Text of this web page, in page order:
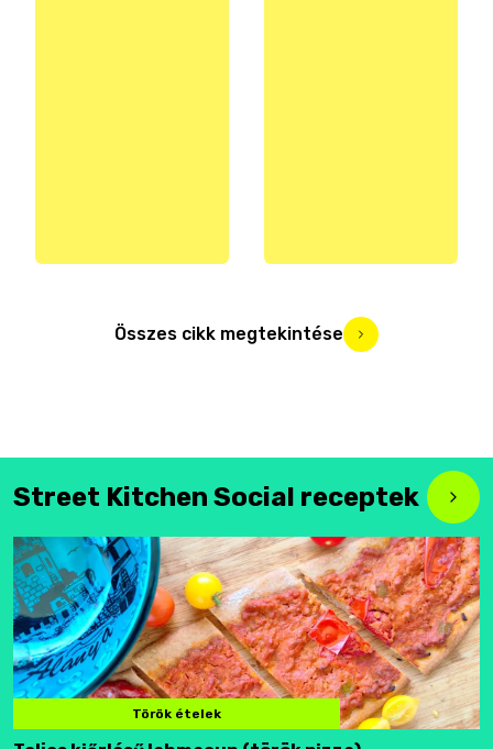
Összes cikk megtekintése
Street Kitchen Social receptek
Török ételek